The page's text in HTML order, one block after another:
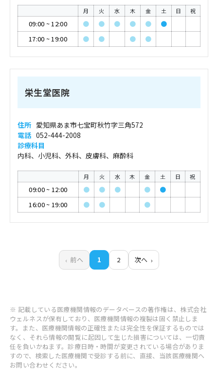
月 火 水 木 金 土 日 祝
09:00 ~12:00 ● ● ● ● ●
●
17:00 ~19:00 ● ● ● ●
栄生堂医院
住所 愛知県あま市七宝町秋竹字三角572
電話 052-444-2008
診療科目
内科、小児科、外科、皮膚科、麻酔科
月 火 水 木 金 土 日 祝
09:00~ 12:00 ● ● ● ●
●
16:00~ 19:00 ● ● ●
前へ 1 2 次へ
※ 記載している医療機関情報のデータベースの著作権は、株式会社
ウェルネスが保有しており、医療機関情報の複製は固く禁止しま
す。また、医療機関情報の正確性または完全性を保証するものでは
なく、それら情報の閲覧に起因して生じた損害については、一切責
任を負いかねます。診療日時・時間が変更されている場合がありま
すので、検索した医療機関で受診する前に、直接、当該医療機関へ
お問い合わせください。